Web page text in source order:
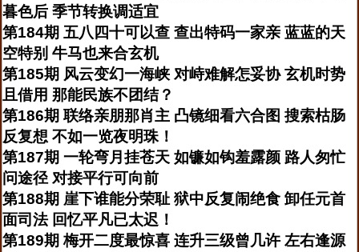
暮色后 季节转换调适宜
第184期 五八四十可以查 查出特码一家亲 蓝蓝的天
空特别 牛马也来合玄机
第185期 风云变幻一海峡 对峙难解怎妥协 玄机时势
且借用 那能民族不团结？
第186期 联络亲朋那肖主 凸镜细看六合图 搜索枯肠
反复想 不如一览夜明珠！
第187期 一轮弯月挂苍天 如镰如钩羞露颜 路人匆忙
问途径 对接平行可向前
第188期 崖下谁能分荣耻 狱中反复闹绝食 卸任元首
面司法 回忆平凡已太迟！
第189期 梅开二度最惊喜 连升三级曾几许 左右逢源